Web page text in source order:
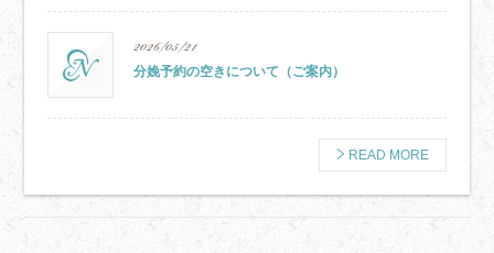
2026/05/21
分娩予約の空きについて（ご案内）
READ MORE